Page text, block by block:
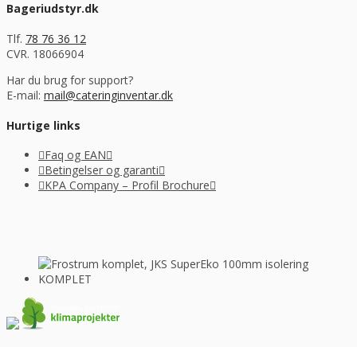
Bageriudstyr.dk
Tlf. 78 76 36 12
CVR. 18066904
Har du brug for support?
E-mail: mail@cateringinventar.dk
Hurtige links
Faq og EAN
Betingelser og garanti
KPA Company – Profil Brochure